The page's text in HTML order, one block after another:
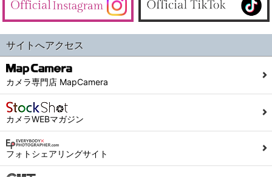
サイトへアクセス
カメラ専門店 MapCamera
カメラWEBマガジン
フォトシェアリングサイト